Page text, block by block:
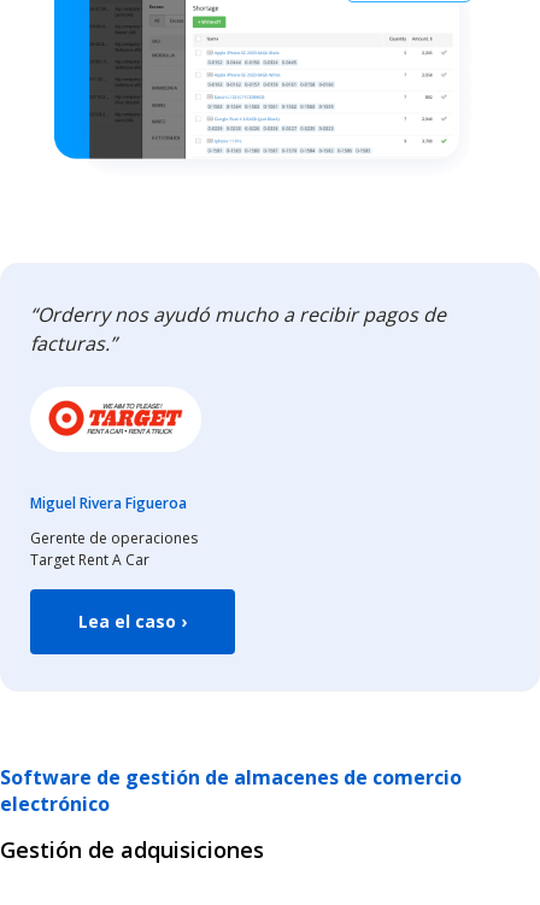
“Orderry nos ayudó mucho a recibir pagos de
facturas.”
Miguel Rivera Figueroa
Gerente de operaciones
Target Rent A Car
Lea el caso ›
Software de gestión de almacenes de comercio
electrónico
Gestión de adquisiciones